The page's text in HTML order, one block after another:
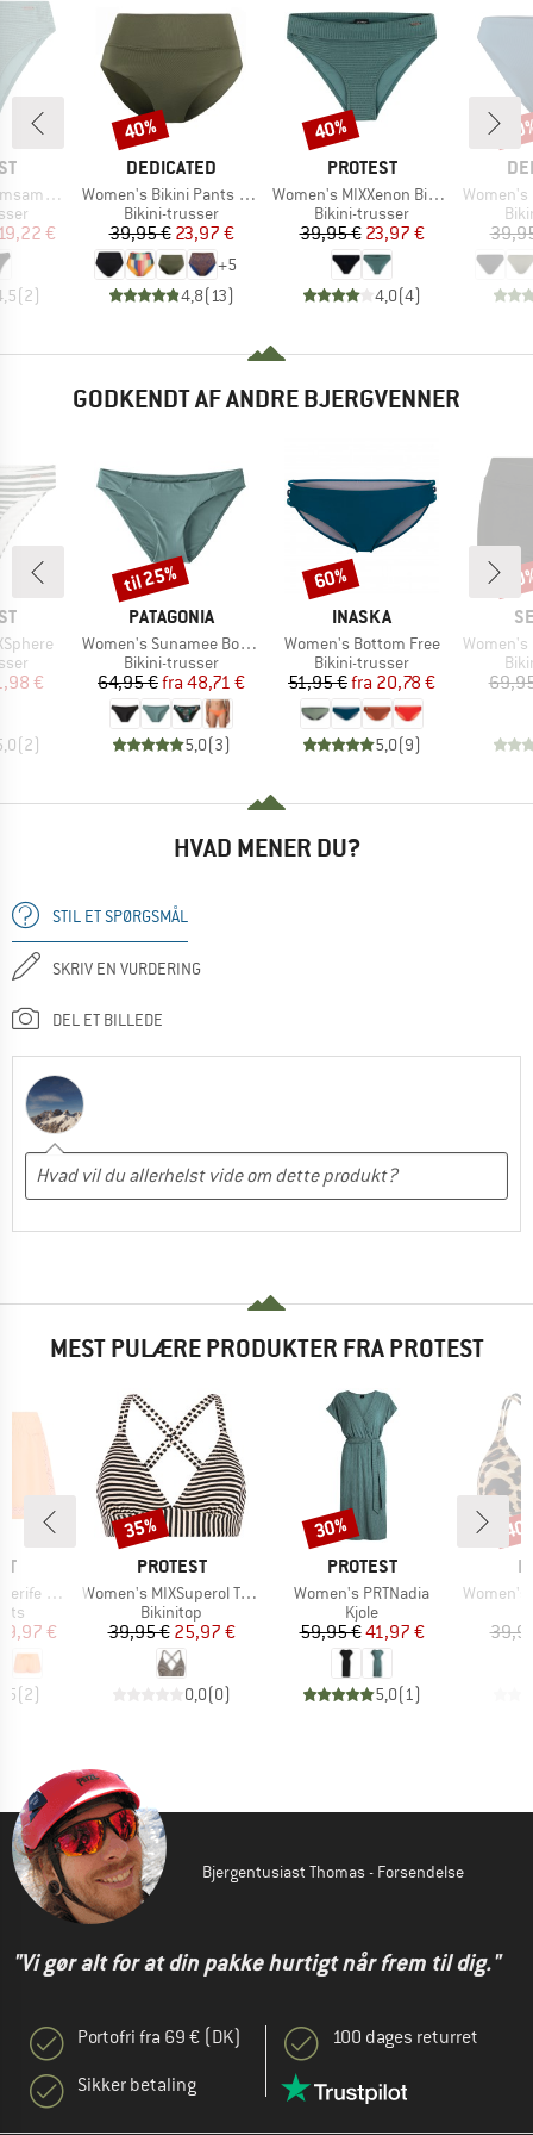
Bottom
pris
€
(2)
MÆRKE
DEDICATED
Artikel
Women's Bikini Pants Slite
Produktgruppe
Bikini-trusser
Pris
39,95 €Nedsat pris
23,97 €
+5
4,8(13)
Rabat
40%
MÆRKE
PROTEST
Artikel
Women's MIXXenon Bikini Bottom
Produktgruppe
Bikini-trusser
Pris
39,95 €Nedsat pris
23,97 €
4,0(4)
Rabat
40%
Artikel
Women's
GODKENDT AF ANDRE BJERGVENNER
pris
€
(2)
MÆRKE
PATAGONIA
Artikel
Women's Sunamee Bottoms
Produktgruppe
Bikini-trusser
Pris
64,95 € Nedsat pris
fra 48,71 €
5,0(3)
Rabat
til 25%
MÆRKE
INASKA
Artikel
Women's Bottom Free
Produktgruppe
Bikini-trusser
Pris
51,95 € Nedsat pris
fra 20,78 €
5,0(9)
Rabat
60%
Artikel
Women's
HVAD MENER DU?
STIL ET SPØRGSMÅL
SKRIV EN VURDERING
DEL ET BILLEDE
MEST PULÆRE PRODUKTER FRA PROTEST
pris
€
(2)
MÆRKE
PROTEST
Artikel
Women's MIXSuperol Triangle Bikini Top
Produktgruppe
Bikinitop
Pris
39,95 €Nedsat pris
25,97 €
0,0(0)
Rabat
35%
MÆRKE
PROTEST
Artikel
Women's PRTNadia
Produktgruppe
Kjole
Pris
59,95 €Nedsat pris
41,97 €
5,0(1)
Rabat
30%
Artikel
Women's
Bjergentusiast Thomas - Forsendelse
"Vi gør alt for at din pakke hurtigt når frem til dig."
Portofri fra 69 € (DK)
Sikker betaling
100 dages returret